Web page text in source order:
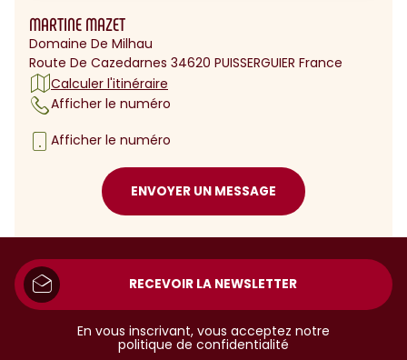
MARTINE MAZET
Domaine De Milhau
Route De Cazedarnes 34620 PUISSERGUIER France
Calculer l'itinéraire
Afficher le numéro
Afficher le numéro
ENVOYER UN MESSAGE
RECEVOIR LA NEWSLETTER
En vous inscrivant, vous acceptez notre
politique de confidentialité